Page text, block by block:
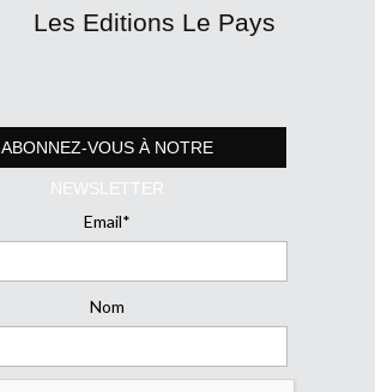
Les Editions Le Pays
ABONNEZ-VOUS À NOTRE
NEWSLETTER
Email*
Nom